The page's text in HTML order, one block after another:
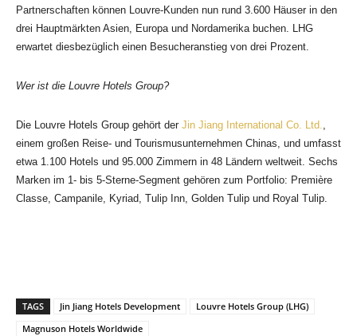
Partnerschaften können Louvre-Kunden nun rund 3.600 Häuser in den
drei Hauptmärkten Asien, Europa und Nordamerika buchen. LHG
erwartet diesbezüglich einen Besucheranstieg von drei Prozent.
Wer ist die Louvre Hotels Group?
Die Louvre Hotels Group gehört der Jin Jiang International Co. Ltd.,
einem großen Reise- und Tourismusunternehmen Chinas, und umfasst
etwa 1.100 Hotels und 95.000 Zimmern in 48 Ländern weltweit. Sechs
Marken im 1- bis 5-Sterne-Segment gehören zum Portfolio: Première
Classe, Campanile, Kyriad, Tulip Inn, Golden Tulip und Royal Tulip.
TAGS Jin Jiang Hotels Development
Louvre Hotels Group (LHG)
Magnuson Hotels Worldwide